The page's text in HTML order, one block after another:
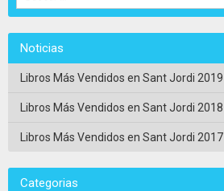
Noticias
Libros Más Vendidos en Sant Jordi 2019
Libros Más Vendidos en Sant Jordi 2018
Libros Más Vendidos en Sant Jordi 2017
Categorias